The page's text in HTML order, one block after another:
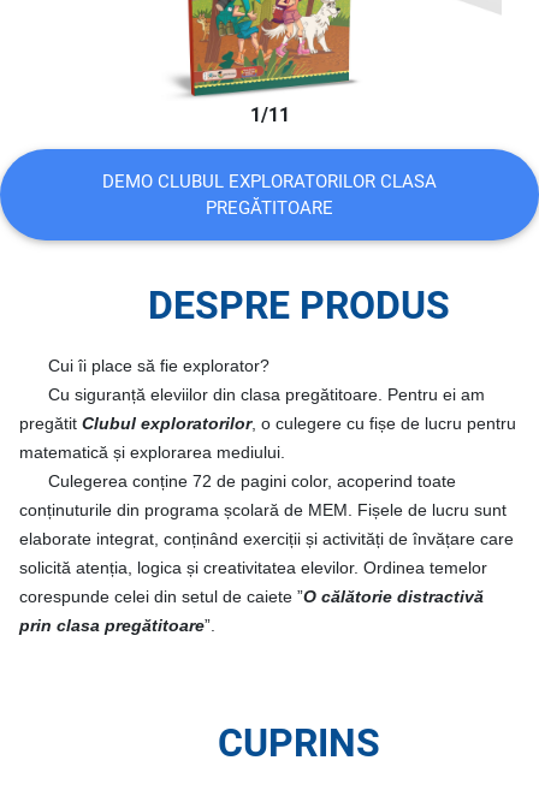
1/11
DEMO CLUBUL EXPLORATORILOR CLASA
PREGĂTITOARE
DESPRE PRODUS
Cui îi place să fie explorator?
Cu siguranță eleviilor din clasa pregătitoare. Pentru ei am
pregătit Clubul exploratorilor, o culegere cu fișe de lucru pentru
matematică și explorarea mediului.
Culegerea conține 72 de pagini color, acoperind toate
conținuturile din programa școlară de MEM. Fișele de lucru sunt
elaborate integrat, conținând exerciții și activități de învățare care
solicită atenția, logica și creativitatea elevilor. Ordinea temelor
corespunde celei din setul de caiete ”O călătorie distractivă
prin clasa pregătitoare”.
CUPRINS